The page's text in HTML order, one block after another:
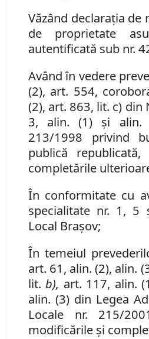
Văzând declaraţia
de proprietate
autentificată sub nr.
Având în vedere
(2), art. 554,
(2), art. 863, lit. c) din
3, alin. (1) şi alin.
213/1998 privind
publică
completările
În conformitate cu
specialitate nr. 1, 5
Local Braşov;
În temeiul
art. 61, alin. (2), alin.
lit.b), art. 117, alin.
alin. (3) din Legea
Locale nr. 215/
modificările şi